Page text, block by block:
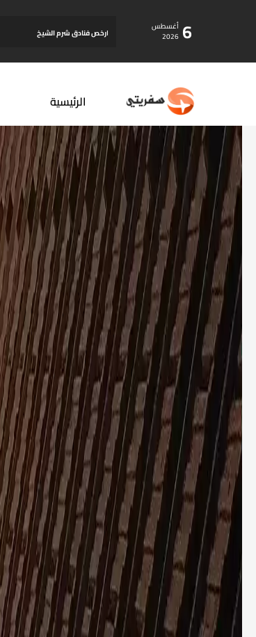
6 أغسطس
2026 ارخص فنادق شرم الشيخ
الرئيسية